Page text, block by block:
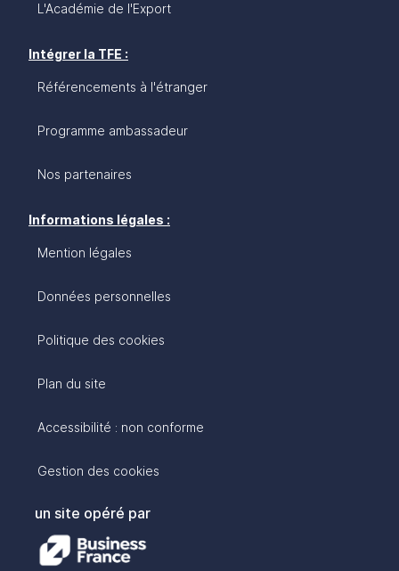
L'Académie de l'Export
Intégrer la TFE :
Référencements à l'étranger
Programme ambassadeur
Nos partenaires
Informations légales :
Mention légales
Données personnelles
Politique des cookies
Plan du site
Accessibilité : non conforme
Gestion des cookies
un site opéré par